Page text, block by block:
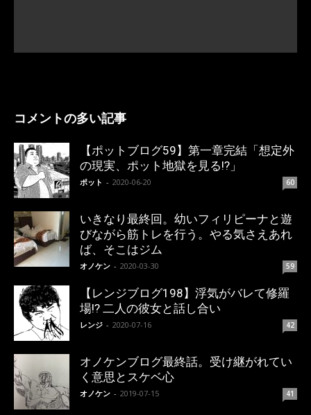
コメントの多い記事
【ポットブログ59】第一章完結「想定外
の現実、ポット地獄を見る!?」
ポット - 2020-06-20 60
いきなり最終回。幼いフィリピーナと遊
びながら筋トレを行う。やる気さえあれ
ば、そこはジム
オノケン - 2020-03-30 59
【レンジブログ198】浮気がバレて修羅
場!? 二人の彼女と話し合い
レンジ - 2020-07-16 42
オノケンブログ最終話。受け継がれてい
く意思とスケベ心
オノケン - 2019-07-15 41